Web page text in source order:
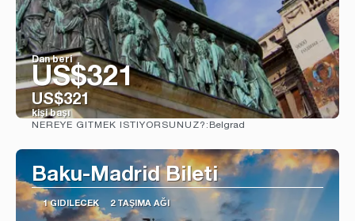
Dan beri
US$321
US$321
kişi başı
NEREYE GITMEK ISTIYORSUNUZ?: Belgrad
Baku-Madrid Bileti
1 GIDILECEK 2 TAŞIMA AĞI